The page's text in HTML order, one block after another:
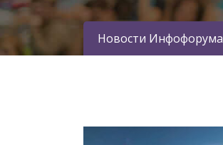
Новости Инфофорума